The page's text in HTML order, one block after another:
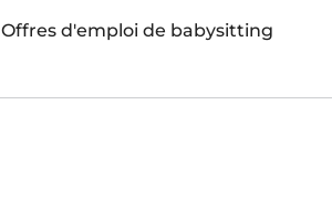
Offres d'emploi de babysitting